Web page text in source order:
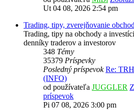
Ut 04 08, 2026 2:54 pm
Trading, tipy, zverejňovanie
Trading, tipy na obchody a
denníky traderov a investorov
348 Témy
35379 Príspevky
Posledný príspevok Re:
(INFO)
od používateľa JUGGLER
príspevok
Pi 07 08, 2026 3:00 pm